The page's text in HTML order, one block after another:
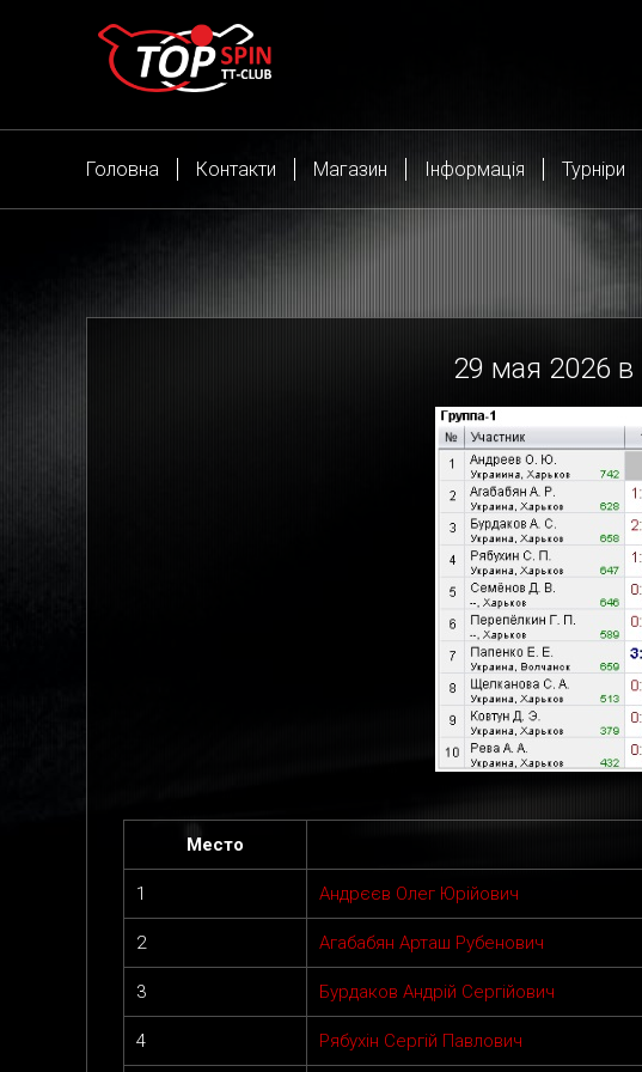
Головна Контакти Магазин Інформація Турніри
29 мая 2026 в
Место
1 Андрєєв Олег Юрійович
2 Агабабян Арташ Рубенович
3 Бурдаков Андрій Сергійович
4 Рябухін Сергій Павлович